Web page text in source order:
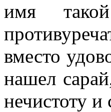
имя
вместо
нашел
нечистоту и